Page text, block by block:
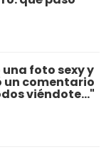
foto sexy y
un comentario
viéndote..."